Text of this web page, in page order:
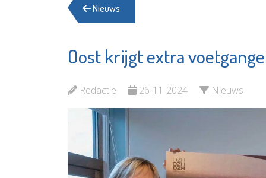
Nieuws
Oost krijgt extra
Redactie 26-11-2024 Nieuws
Hospice de
Margriet
Bekijk de pagina